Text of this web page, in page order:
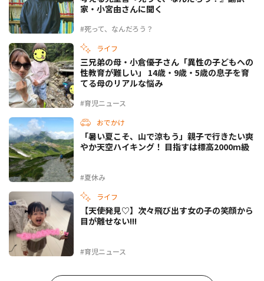
#死って、なんだろう？
家・小宮由さんに聞く
ライフ
#育児ニュース
三兄弟の母・小倉優子さん「異性の子どもへの
性教育が難しい」 14歳・9歳・5歳の息子を育
てる母のリアルな悩み
おでかけ
#夏休み
「暑い夏こそ、山で涼もう」親子で行きたい爽
やか天空ハイキング！ 目指すは標高2000m級
ライフ
#育児ニュース
【天使発見♡】次々飛び出す女の子の笑顔から
目が離せない!!!